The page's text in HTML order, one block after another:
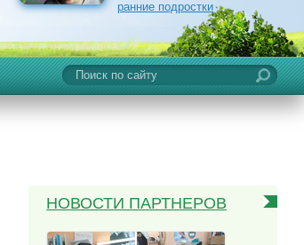
ранние подростки
НОВОСТИ ПАРТНЕРОВ